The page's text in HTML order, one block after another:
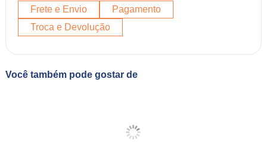
Frete e Envio
Pagamento
Troca e Devolução
Você também pode gostar de